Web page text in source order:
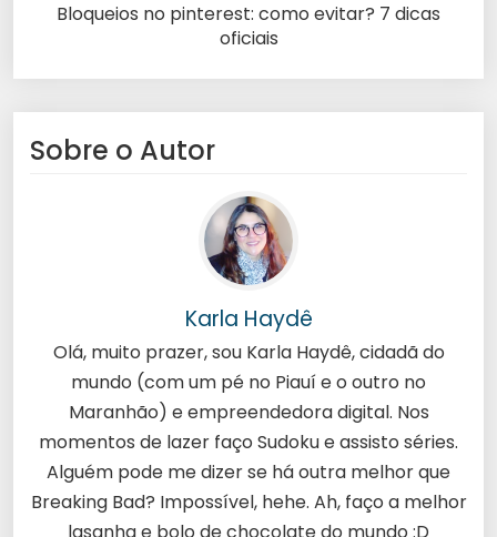
Bloqueios no pinterest: como evitar? 7 dicas
oficiais
Sobre o Autor
Karla Haydê
Olá, muito prazer, sou Karla Haydê, cidadã do
mundo (com um pé no Piauí e o outro no
Maranhão) e empreendedora digital. Nos
momentos de lazer faço Sudoku e assisto séries.
Alguém pode me dizer se há outra melhor que
Breaking Bad? Impossível, hehe. Ah, faço a melhor